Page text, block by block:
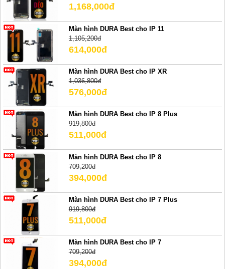
1,168,000đ
Màn hình DURA Best cho IP 11
1,105,200đ
614,000đ
Màn hình DURA Best cho IP XR
1,036,800đ
576,000đ
Màn hình DURA Best cho IP 8 Plus
919,800đ
511,000đ
Màn hình DURA Best cho IP 8
709,200đ
394,000đ
Màn hình DURA Best cho IP 7 Plus
919,800đ
511,000đ
Màn hình DURA Best cho IP 7
709,200đ
394,000đ